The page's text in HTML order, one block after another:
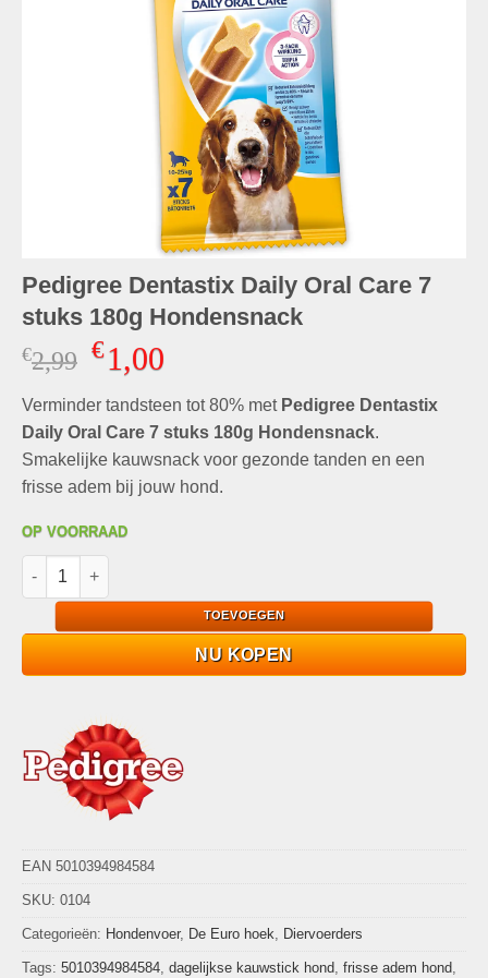
Pedigree Dentastix Daily Oral Care 7
stuks 180g Hondensnack
€2,99 Oorspronkelijke
prijs
was:
€2,99.
€1,00Huidige
is:
€1,00.
Verminder tandsteen tot 80% met Pedigree Dentastix
Daily Oral Care 7 stuks 180g Hondensnack.
Smakelijke kauwsnack voor gezonde tanden en een
frisse adem bij jouw hond.
OP VOORRAAD
Pedigree Dentastix Daily Oral Care 7 stuks 180g Hondensnack
TOEVOEGEN
NU KOPEN
EAN 5010394984584
SKU: 0104
Categorieën: Hondenvoer, De Euro hoek, Diervoerders
Tags: 5010394984584, dagelijkse kauwstick hond, frisse adem hond,